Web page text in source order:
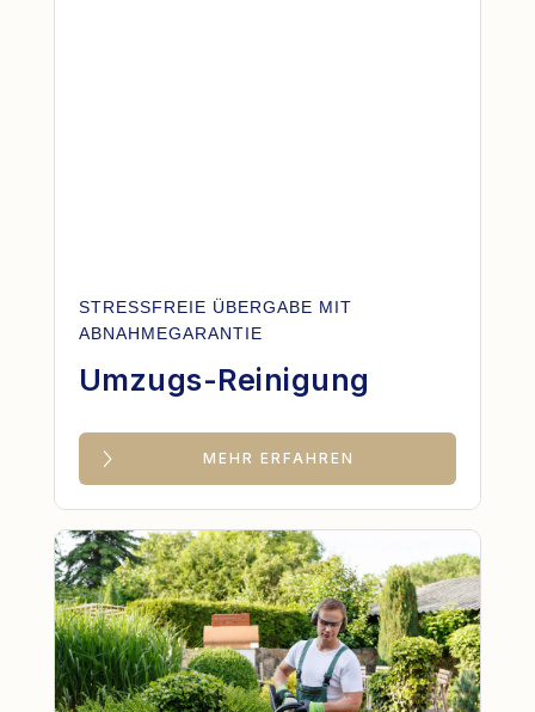
STRESSFREIE ÜBERGABE MIT
ABNAHMEGARANTIE
Umzugs-Reinigung
MEHR ERFAHREN